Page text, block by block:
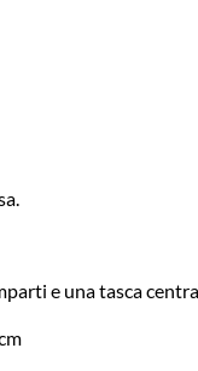
e una tasca